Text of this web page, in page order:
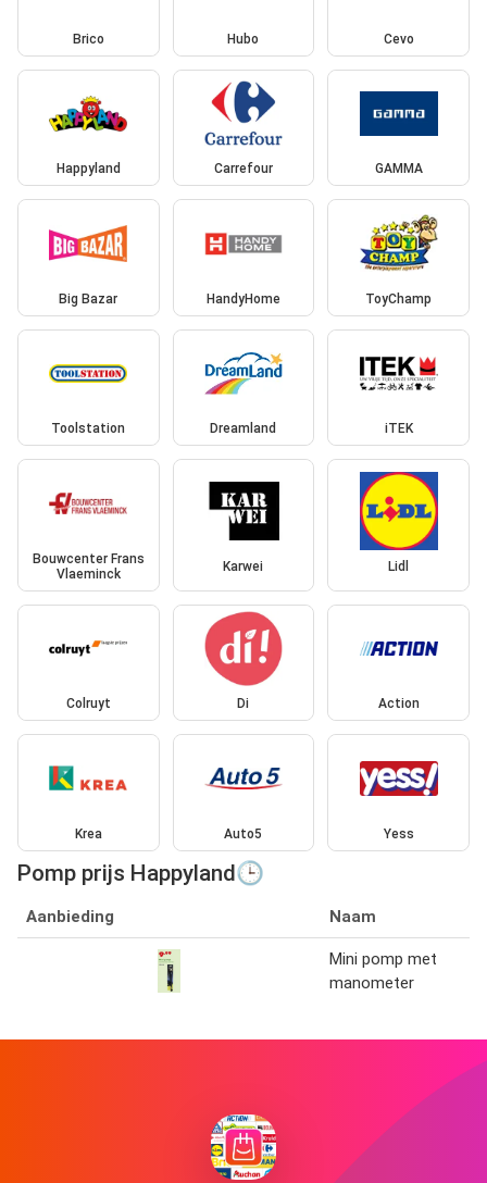
Brico Hubo Cevo
Happyland Carrefour GAMMA
Big Bazar HandyHome ToyChamp
Toolstation Dreamland iTEK
Bouwcenter Frans
Vlaeminck
Karwei Lidl
Colruyt Di Action
Krea Auto5 Yess
Pomp prijs Happyland🕒
Aanbieding Naam
Mini pomp met
manometer